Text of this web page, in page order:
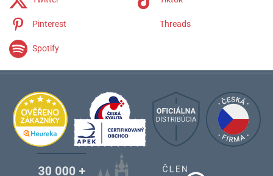
Pinterest Threads
Spotify